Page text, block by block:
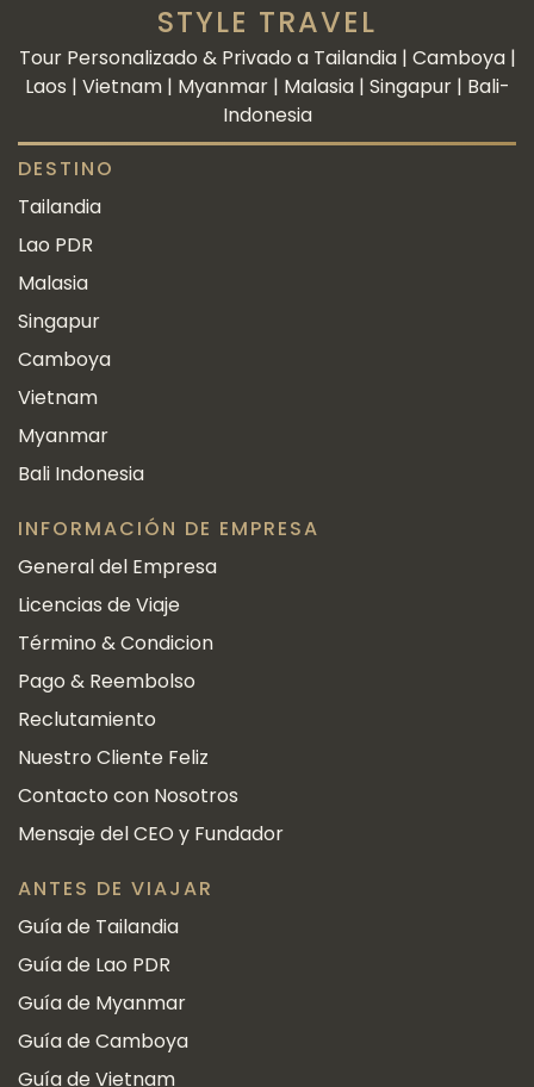
STYLE TRAVEL
Tour Personalizado & Privado a Tailandia | Camboya |
Laos | Vietnam | Myanmar | Malasia | Singapur | Bali-
Indonesia
DESTINO
Tailandia
Lao PDR
Malasia
Singapur
Camboya
Vietnam
Myanmar
Bali Indonesia
INFORMACIÓN DE EMPRESA
General del Empresa
Licencias de Viaje
Término & Condicion
Pago & Reembolso
Reclutamiento
Nuestro Cliente Feliz
Contacto con Nosotros
Mensaje del CEO y Fundador
ANTES DE VIAJAR
Guía de Tailandia
Guía de Lao PDR
Guía de Myanmar
Guía de Camboya
Guía de Vietnam